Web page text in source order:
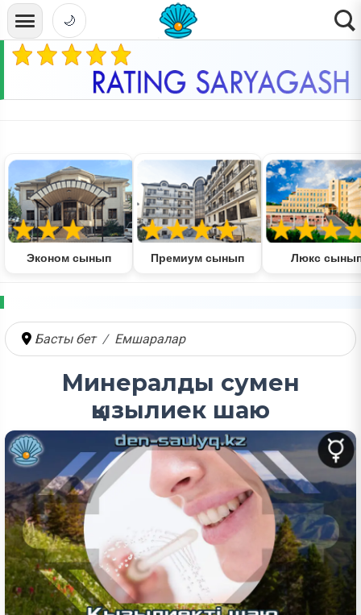
Эконом сынып Премиум сынып Люкс
Басты бет Емшаралар
Минералды сумен
қызылиек шаю
🌙